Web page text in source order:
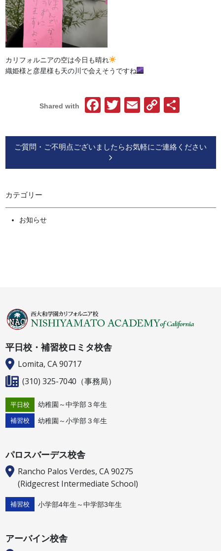
カリフォルニアの空は今日も晴れ
織姫様と彦星様も天の川で会えそうですね
Shared with Facebook
Twitter
EmailCopy
ご質問・ご不明点ございましたらお気軽にご連絡ください
カテゴリー
お知らせ
平日校・補習校ロミタ校舎
Lomita, CA 90717
(310) 325-7040 （事務局）
平日校 幼稚園～中学部３年生
補習校 幼稚園～小学部３年生
パロスバーデス校舎
Rancho Palos Verdes, CA 90275
(Ridgecrest Intermediate School)
補習校 小学部4年生～中学部3年生
アーバイン校舎